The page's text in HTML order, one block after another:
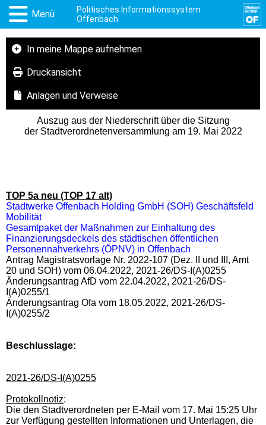
Menü
Politisches Informationssystem
Offenbach
In meine Mappe aufnehmen
Druckansicht
Anlagen und Verweise
Auszug aus der Niederschrift über die Sitzung
der Stadtverordnetenversammlung am 19. Mai 2022
TOP 5a neu (TOP 17 alt)
Stadtwerke Offenbach Holding GmbH (SOH) Geschäftsfeld
Mobilität
Gesamtpaket der Maßnahmen zur Einhaltung des
Finanzierungsdeckels des städtischen öffentlichen
Personennahverkehrs (ÖPNV) in Offenbach
Antrag Magistratsvorlage Nr. 2022-107 (Dez. II und III, Amt
20 und SOH) vom 06.04.2022, 2021-26/DS-I(A)0255
Änderungsantrag AfD vom 22.04.2022, 2021-26/DS-
I(A)0255/1
Änderungsantrag Ofa vom 18.05.2022, 2021-26/DS-
I(A)0255/2
Beschlusslage:
2021-26/DS-I(A)0255
Protokollnotiz:
Die den Stadtverordneten per E-Mail vom 17. Mai 15:25 Uhr
zur Verfügung gestellten Informationen und Unterlagen, die